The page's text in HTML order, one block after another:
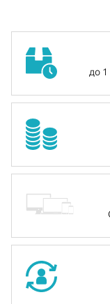
до 1